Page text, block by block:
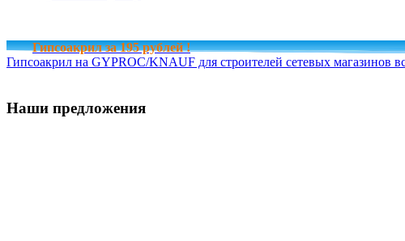
Гипсоакрил за 195 рублей !
Гипсоакрил на GYPROC/KNAUF для строителей сетевых магазинов
Наши предложения